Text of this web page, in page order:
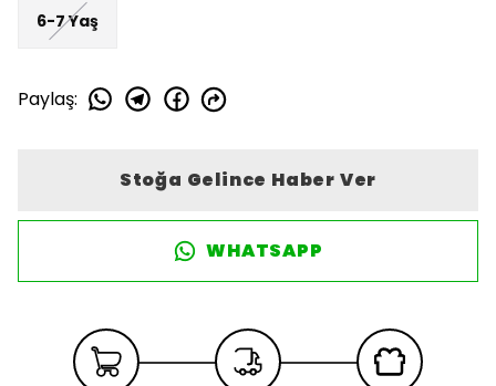
6-7 Yaş
Paylaş:
Stoğa Gelince Haber Ver
WHATSAPP